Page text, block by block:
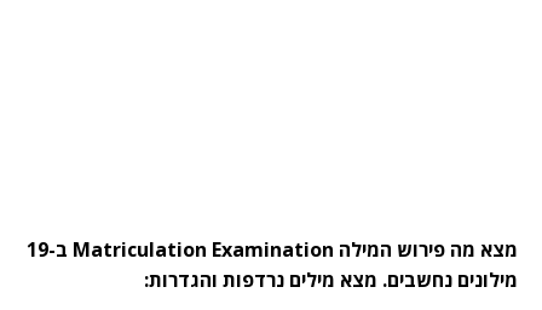
מצא מה פירוש המילה Matriculation Examination ב-19
מילונים נחשבים. מצא מילים נרדפות והגדרות: